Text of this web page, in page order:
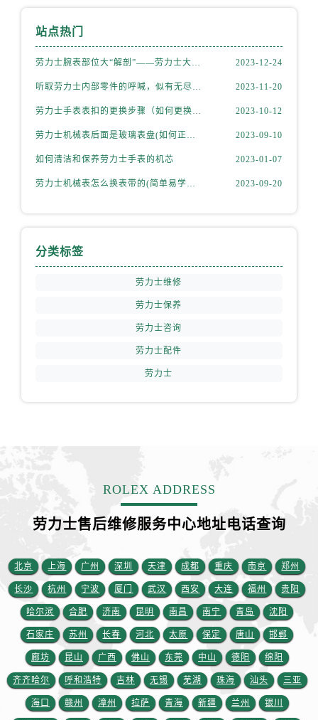
站点热门
劳力士腕表部位大“解剖”——劳力士大讲堂开课啦！ 2023-12-24
听取劳力士内部零件的呼喊，似有无尽的故事等待我们去探索 2023-11-20
劳力士手表表扣的更换步骤（如何更换手表的表扣） 2023-10-12
劳力士机械表后面是玻璃表盘(如何正确清洁和保养) 2023-09-10
如何清洁和保养劳力士手表的机芯 2023-01-07
劳力士机械表怎么换表带的(简单易学的步骤) 2023-09-20
分类标签
劳力士维修
劳力士保养
劳力士咨询
劳力士配件
劳力士
ROLEX ADDRESS
劳力士售后维修服务中心地址电话查询
北京 上海 广州 深圳 天津 成都 重庆 南京 郑州
长沙 杭州 宁波 厦门 武汉 西安 大连 福州 贵阳
哈尔滨 合肥 济南 昆明 南昌 南宁 青岛 沈阳
石家庄 苏州 长春 河北 太原 保定 唐山 邯郸
廊坊 昆山 广西 佛山 东莞 中山 德阳 绵阳
齐齐哈尔 呼和浩特 吉林 无锡 芜湖 珠海 汕头 三亚
海口 赣州 漳州 拉萨 青海 新疆 兰州 银川